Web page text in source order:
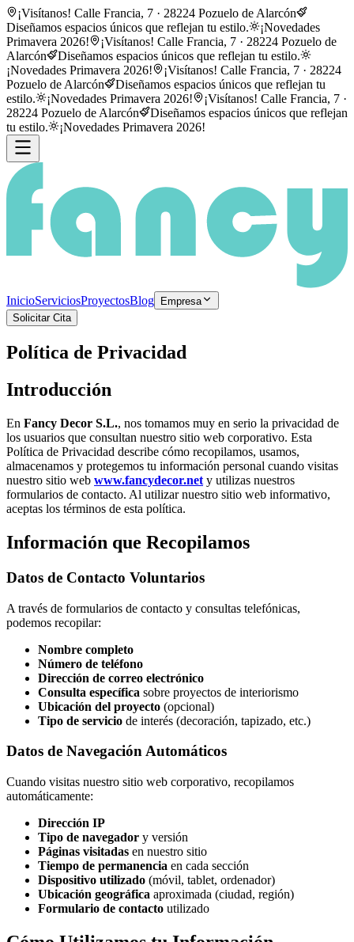
¡Visítanos! Calle Francia, 7 · 28224 Pozuelo de Alarcón
Diseñamos espacios únicos que reflejan tu estilo.
¡Novedades
Primavera 2026!
¡Visítanos! Calle Francia, 7 · 28224 Pozuelo de
Alarcón
Diseñamos espacios únicos que reflejan tu estilo.
¡Novedades Primavera 2026!
¡Visítanos! Calle Francia, 7 · 28224
Pozuelo de Alarcón
Diseñamos espacios únicos que reflejan tu
estilo.
¡Novedades Primavera 2026!
¡Visítanos! Calle Francia, 7 ·
28224 Pozuelo de Alarcón
Diseñamos espacios únicos que reflejan
tu estilo.
¡Novedades Primavera 2026!
InicioServiciosProyectosBlog
Empresa
Solicitar Cita
Política de Privacidad
Introducción
En Fancy Decor S.L., nos tomamos muy en serio la privacidad de
los usuarios que consultan nuestro sitio web corporativo. Esta
Política de Privacidad describe cómo recopilamos, usamos,
almacenamos y protegemos tu información personal cuando visitas
nuestro sitio web www.fancydecor.net y utilizas nuestros
formularios de contacto. Al utilizar nuestro sitio web informativo,
aceptas los términos de esta política.
Información que Recopilamos
Datos de Contacto Voluntarios
A través de formularios de contacto y consultas telefónicas,
podemos recopilar:
Nombre completo
Número de teléfono
Dirección de correo electrónico
Consulta específica sobre proyectos de interiorismo
Ubicación del proyecto (opcional)
Tipo de servicio de interés (decoración, tapizado, etc.)
Datos de Navegación Automáticos
Cuando visitas nuestro sitio web corporativo, recopilamos
automáticamente:
Dirección IP
Tipo de navegador y versión
Páginas visitadas en nuestro sitio
Tiempo de permanencia en cada sección
Dispositivo utilizado (móvil, tablet, ordenador)
Ubicación geográfica aproximada (ciudad, región)
Formulario de contacto utilizado